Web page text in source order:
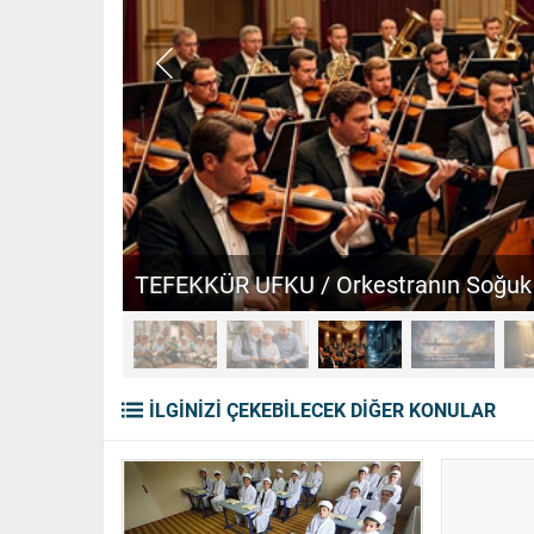
PARANTEZ / Haksızlıktan Hak
İLGİNİZİ ÇEKEBİLECEK DİĞER KONULAR